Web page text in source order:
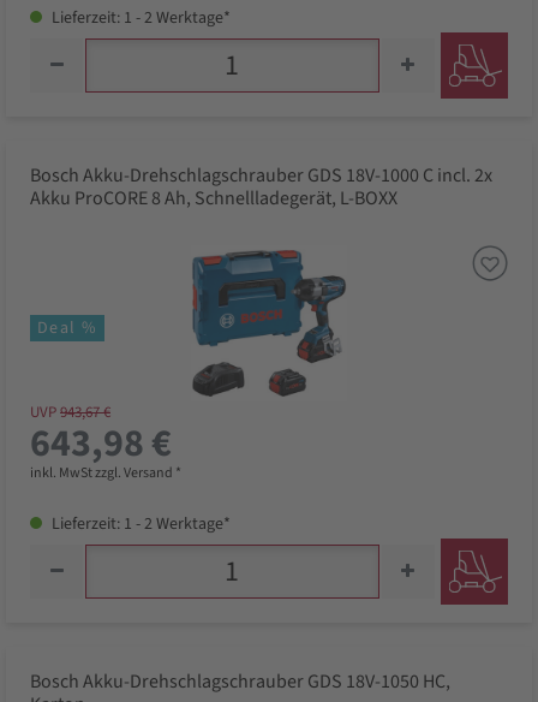
Lieferzeit: 1 - 2 Werktage*
Bosch Akku-Drehschlagschrauber GDS 18V-1000 C incl. 2x
Akku ProCORE 8 Ah, Schnellladegerät, L-BOXX
Deal %
UVP943,67 €
643,98 €
inkl. MwSt zzgl. Versand *
Lieferzeit: 1 - 2 Werktage*
Bosch Akku-Drehschlagschrauber GDS 18V-1050 HC,